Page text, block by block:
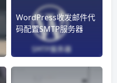
WordPress收发邮件代
码配置SMTP服务器